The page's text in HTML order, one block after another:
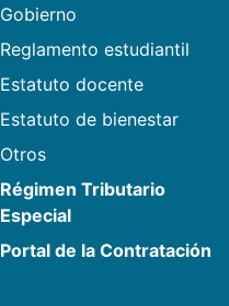
Gobierno
Reglamento estudiantil
Estatuto docente
Estatuto de bienestar
Otros
Régimen Tributario
Especial
Portal de la Contratación